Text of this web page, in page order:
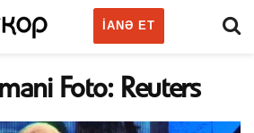
IANƏ ET
Foto: Reuters